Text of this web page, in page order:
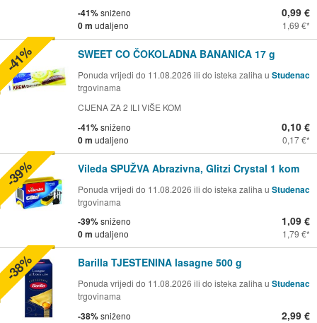
-41%sniženo
0 m udaljeno
0,99 €
1,69 €
SWEET CO ČOKOLADNA BANANICA 17 g
Ponuda vrijedi do 11.08.2026 ili do isteka zaliha u Studenac
trgovinama
CIJENA ZA 2 ILI VIŠE KOM
-41%sniženo
0 m udaljeno
0,10 €
0,17 €
-41%
Vileda SPUŽVA Abrazivna, Glitzi Crystal 1 kom
Ponuda vrijedi do 11.08.2026 ili do isteka zaliha u Studenac
trgovinama
-39%sniženo
0 m udaljeno
1,09 €
1,79 €
-39%
Barilla TJESTENINA lasagne 500 g
Ponuda vrijedi do 11.08.2026 ili do isteka zaliha u Studenac
trgovinama
-38%sniženo 2,99 €
-38%